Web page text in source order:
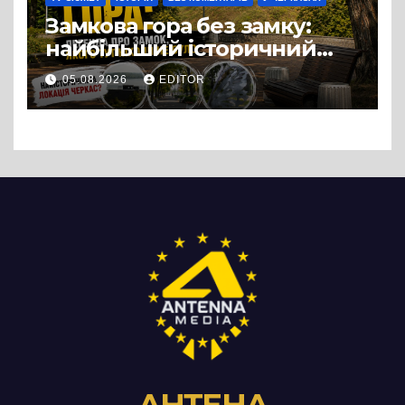
Замкова гора без замку:
найбільший історичний
міф Черкас
05.08.2026 EDITOR